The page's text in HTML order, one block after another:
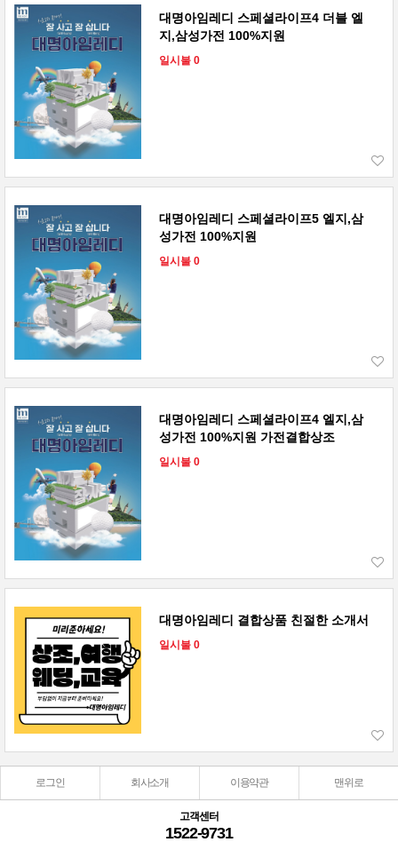
대명아임레디 스페셜라이프4 더블 엘
지,삼성가전 100%지원
일시불 0
대명아임레디 스페셜라이프5 엘지,삼
성가전 100%지원
일시불 0
대명아임레디 스페셜라이프4 엘지,삼
성가전 100%지원 가전결합상조
일시불 0
대명아임레디 결합상품 친절한 소개서
일시불 0
로그인 회사소개 이용약관 맨위로
고객센터
1522-9731